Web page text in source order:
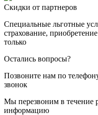
Скидки от партнеров
Специальные льготные
страхование,
только
Остались вопросы?
Позвоните нам по
звонок
Мы перезвоним в течение
информацию